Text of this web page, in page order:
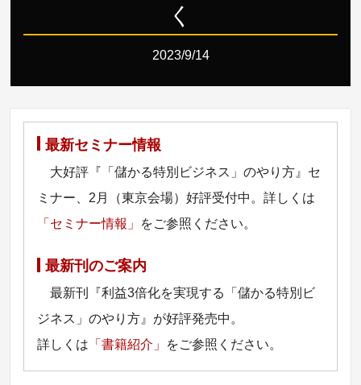
く
2023/9/14
最新セミナー情報
大好評『「儲かる特別ビジネス」のやり方』セ
ミナー、2月（東京会場）好評受付中。詳しくは
「セミナー情報」 をご参照ください。
最新刊のご案内
最新刊『利益3倍化を実現する「儲かる特別ビ
ジネス」のやり方』が好評発売中。
詳しくは 「書籍紹介」 をご参照ください。